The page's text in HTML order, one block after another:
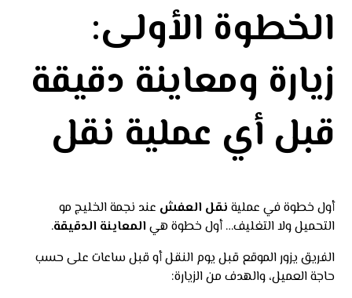
الخطوة الأولى:
زيارة ومعاينة دقيقة
قبل أي عملية نقل
أول خطوة في عملية نقل العفش عند نجمة الخليج مو
التحميل ولا التغليف… أول خطوة هي المعاينة الدقيقة.
الفريق يزور الموقع قبل يوم النقل أو قبل ساعات على حسب
حاجة العميل، والهدف من الزيارة: